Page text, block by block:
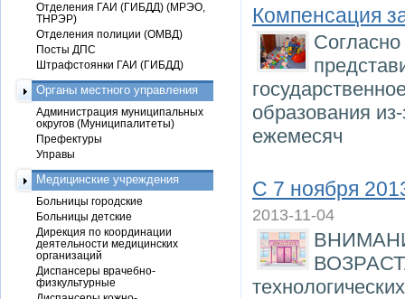
Компенсация
образования
ежемесяч
С 7 ноября
2013-11-04
Отделения ГАИ (ГИБДД) (МРЭО,
ТНРЭР)
Отделения полиции (ОМВД)
Посты ДПС
Штрафстоянки ГАИ (ГИБДД)
Органы местного управления
Администрация муниципальных
округов (Муниципалитеты)
Префектуры
Управы
Медицинские учреждения
Больницы городские
Больницы детские
Дирекция по координации
деятельности медицинских
организаций
Диспансеры врачебно-
физкультурные